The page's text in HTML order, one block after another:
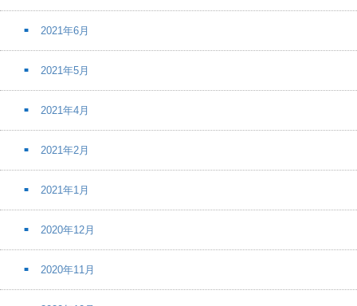
2021年6月
2021年5月
2021年4月
2021年2月
2021年1月
2020年12月
2020年11月